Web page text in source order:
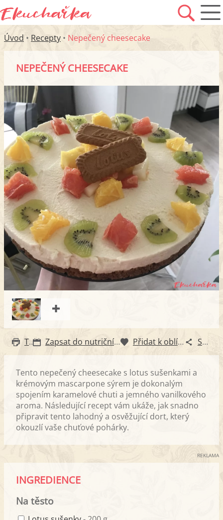
Úvod • Recepty • Nepečený cheesecake
NEPEČENÝ CHEESECAKE
Tisk Zapsat do nutričního diáře Přidat k oblíbeným Sdílet
Tento nepečený cheesecake s lotus sušenkami a
krémovým mascarpone sýrem je dokonalým
spojením karamelové chuti a jemného vanilkového
aroma. Následující recept vám ukáže, jak snadno
připravit tento lahodný a osvěžující dort, který
okouzlí vaše chuťové pohárky.
REKLAMA
INGREDIENCE
Na těsto